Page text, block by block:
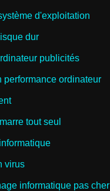
d'exploitation
dur
publicités
performance ordinateur
tout seul
virus
informatique pas cher